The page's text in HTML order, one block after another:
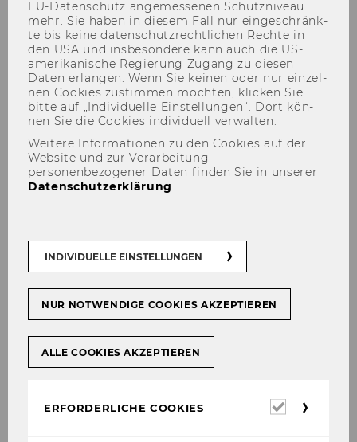
Die an­ge­for­der­ten In­hal­te sind zu­griffs­ge­
schützt. Bitte mel­den Sie sich an, um auf die
In­hal­te zu­grei­fen zu kön­nen.
Falls Sie be­reits an­ge­mel­det sind (siehe unten)
haben Sie kei­nen Zu­griff auf die ge­nann­ten In­
hal­te.
Mitarbeiter/innen
Anmelden
INTERNE ANMELDUNG
EU-​Datenschutz an­ge­mes­se­nen Schutz­ni­veau
mehr. Sie haben in die­sem Fall nur ein­ge­schränk­
te bis keine da­ten­schutz­recht­li­chen Rech­te in
den USA und ins­be­son­de­re kann auch die US-​
amerikanische Re­gie­rung Zu­gang zu die­sen
Daten er­lan­gen. Wenn Sie kei­nen oder nur ein­zel­
nen Coo­kies zu­stim­men möch­ten, kli­cken Sie
bitte auf „In­di­vi­du­el­le Ein­stel­lun­gen“. Dort kön­
nen Sie die Coo­kies in­di­vi­du­ell ver­wal­ten.
Weitere Informationen zu den Cookies auf der
Website und zur Verarbeitung
personenbezogener Daten finden Sie in unserer
Datenschutzerklärung.
INDIVIDUELLE EINSTELLUNGEN
NUR NOTWENDIGE COOKIES AKZEPTIEREN
ALLE COOKIES AKZEPTIEREN
ERFORDERLICHE COOKIES